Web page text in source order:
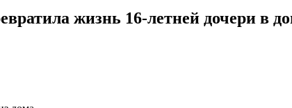
жизнь 16-летней дочери в